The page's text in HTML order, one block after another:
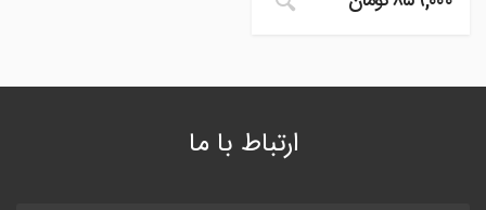
ارتباط با ما